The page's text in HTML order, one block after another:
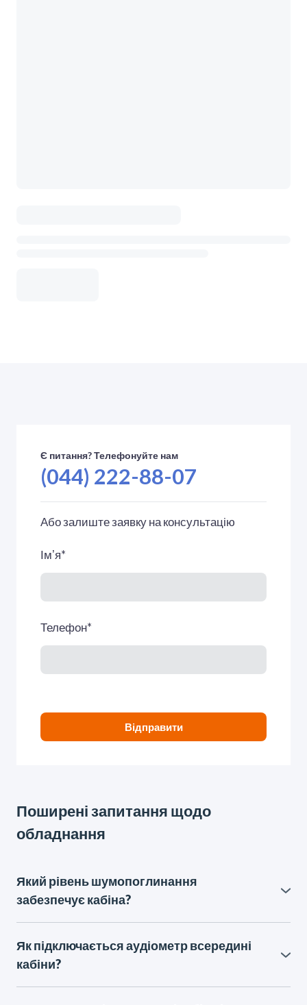
Є питання? Телефонуйте нам
(044) 222-88-07
Або залиште заявку на консультацію
Імʼя*
Телефон*
Відправити
Поширені запитання щодо
обладнання
Який рівень шумопоглинання
забезпечує кабіна?
Наші кабіни розроблені для максимальної ізоляції
від зовнішнього шуму, що критично важливо для
точності аудіометрії. Ефективність
Як підключається аудіометр всередині
кабіни?
Кабіна оснащена універсальною комутаційною